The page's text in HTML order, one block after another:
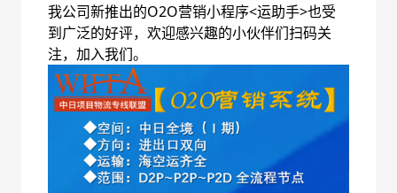
我公司新推出的O2O营销小程序<运助手>也受
到广泛的好评，欢迎感兴趣的小伙伴们扫码关
注，加入我们。